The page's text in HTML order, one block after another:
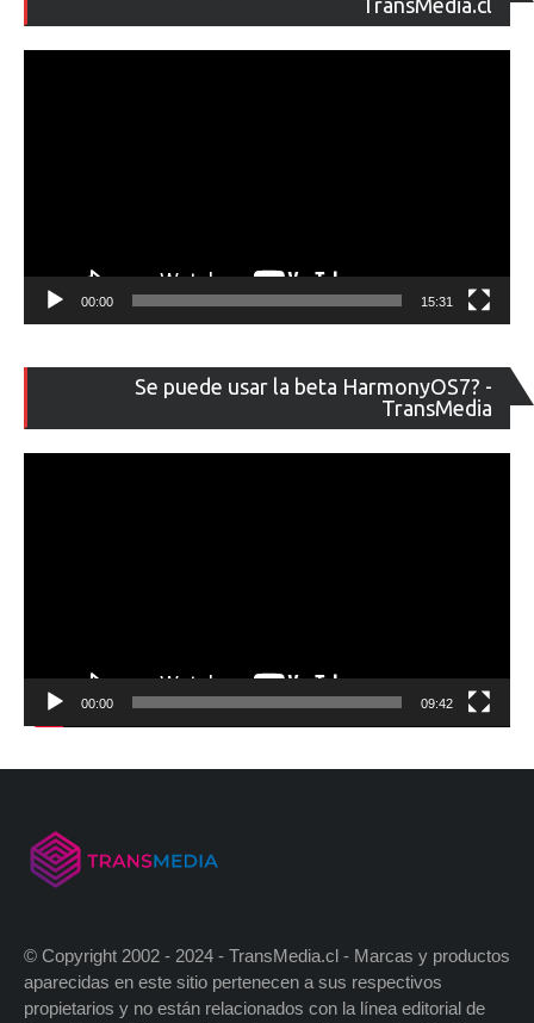
TransMedia.cl
00:00 15:31
Se puede usar la beta HarmonyOS7? -
TransMedia
de
00:00 09:42
© Copyright 2002 - 2024 - TransMedia.cl - Marcas y productos
aparecidas en este sitio pertenecen a sus respectivos
propietarios y no están relacionados con la línea editorial de